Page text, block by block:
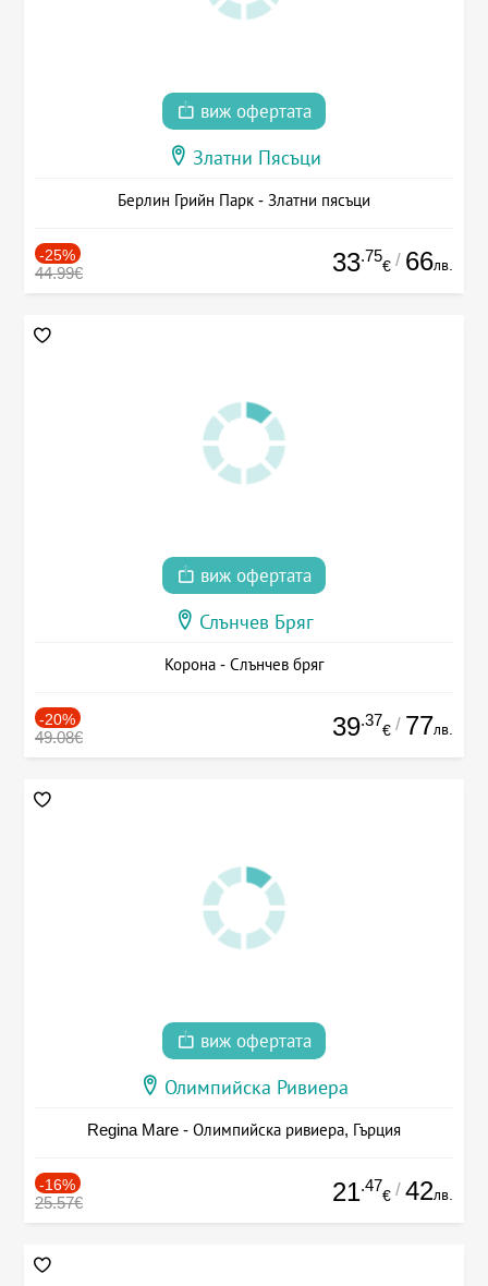
виж офертата
Златни Пясъци
Берлин Грийн Парк - Златни пясъци
-25%
44.99€ 33.75
€ / 66лв.
виж офертата
Слънчев Бряг
Корона - Слънчев бряг
-20%
49.08€ 39.37
€ / 77лв.
виж офертата
Олимпийска Ривиера
Regina Mare - Олимпийска ривиера, Гърция
-16%
25.57€ 21.47
€ / 42лв.